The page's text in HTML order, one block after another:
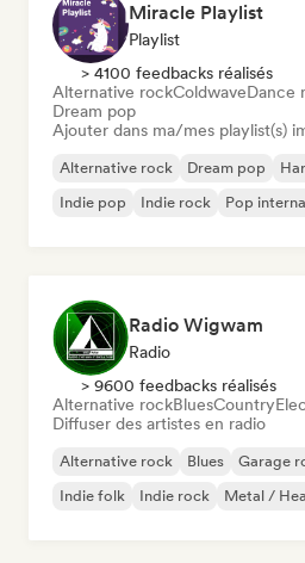
Miracle Playlist
Playlist
> 4100 feedbacks réalisés
Alternative rockColdwaveDance
Dream pop
Ajouter dans ma/mes playlist(s)
Alternative rock Dream pop
Indie pop
Indie rock Pop
Radio Wigwam
Radio
> 9600 feedbacks réalisés
Alternative rockBluesCountry
Diffuser des artistes en radio
Alternative rock Blues Garage
Indie folk
Indie rock Metal /